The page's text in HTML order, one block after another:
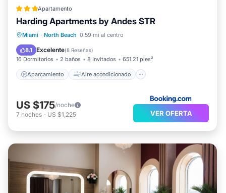
Apartamento
Harding Apartments by Andes STR
Miami · North Beach 0.59 mi al centro
8.1 Excelente(8 Reseñas)
16 Dormitorios 2 baños 8 Invitados 651.21 pies²
Aparcamiento Aire acondicionado
Aparcamiento
Aire acondicionado
Internet
Apto para niños
US $175/noche
7 noches - US $1,225 VER OFERTA